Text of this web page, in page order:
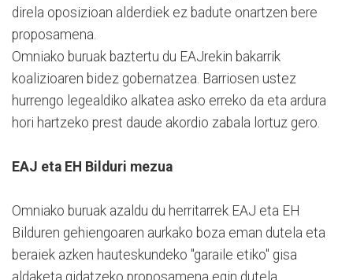
direla oposizioan alderdiek ez badute onartzen bere
proposamena.
Omniako buruak baztertu du EAJrekin bakarrik
koalizioaren bidez gobernatzea. Barriosen ustez
hurrengo legealdiko alkatea asko erreko da eta ardura
hori hartzeko prest daude akordio zabala lortuz gero.
EAJ eta EH Bilduri mezua
Omniako buruak azaldu du herritarrek EAJ eta EH
Bilduren gehiengoaren aurkako boza eman dutela eta
beraiek azken hauteskundeko "garaile etiko" gisa